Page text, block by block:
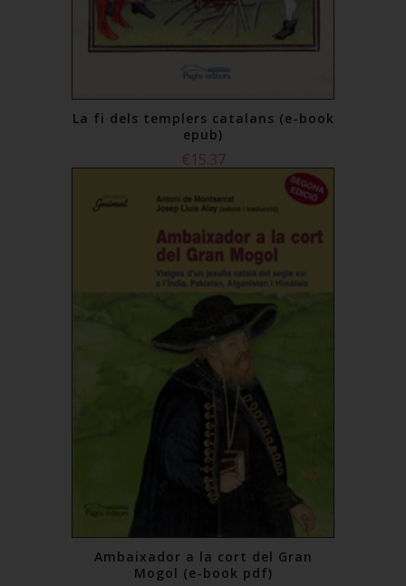
La fi dels templers catalans (e-book
epub)
€15.37
Ambaixador a la cort del Gran
Mogol (e-book pdf)